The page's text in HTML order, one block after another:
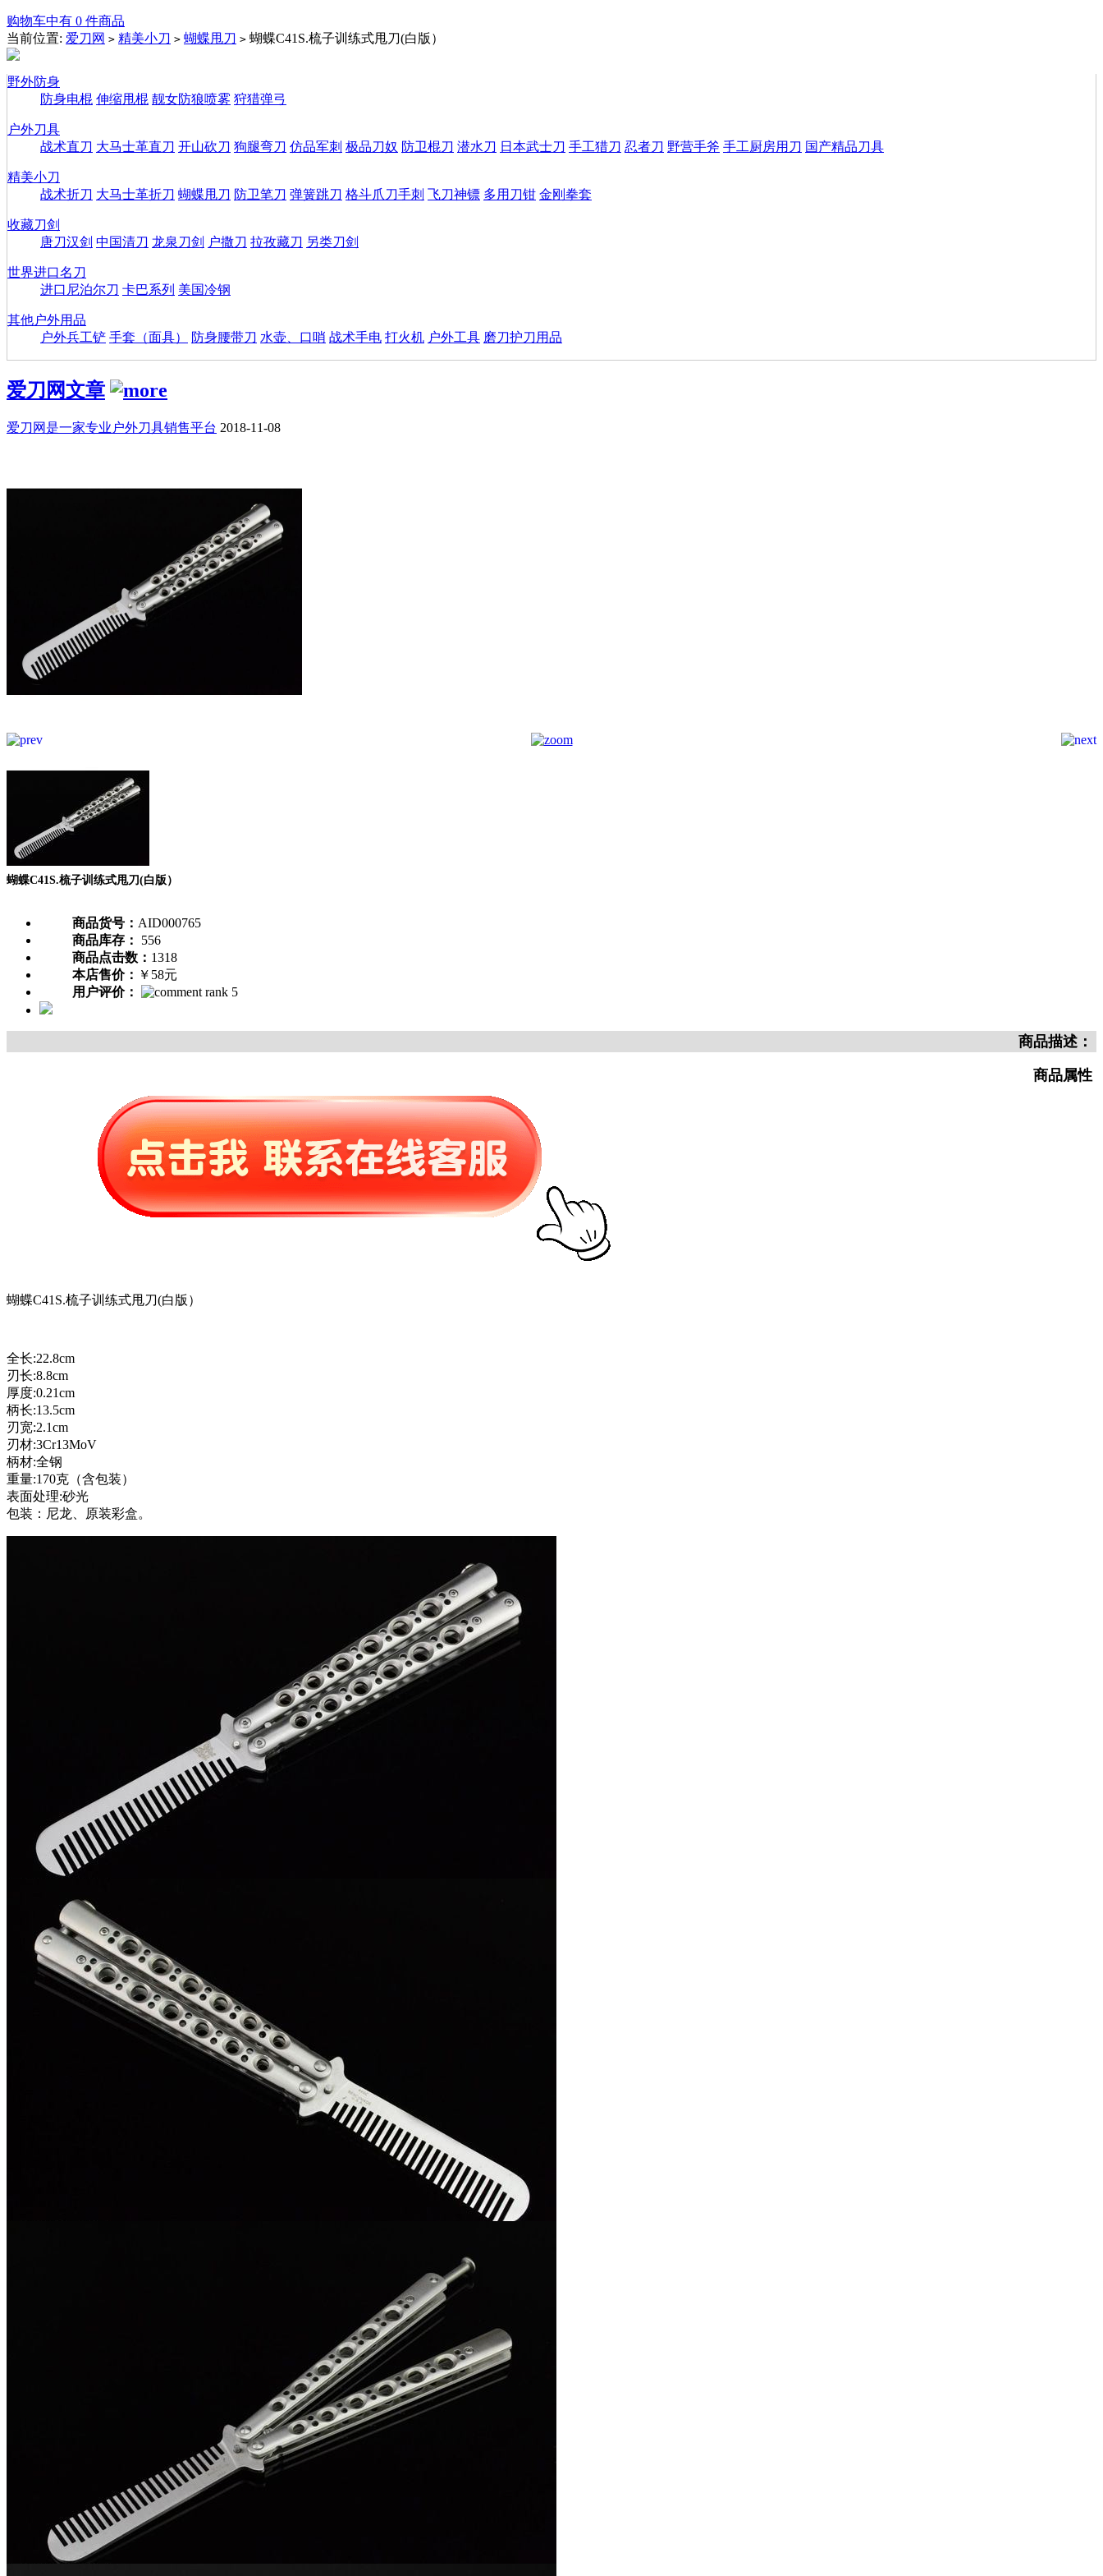
购物车中有 0 件商品
当前位置: 爱刀网 > 精美小刀 > 蝴蝶甩刀 > 蝴蝶C41S.梳子训练式甩刀(白版）
野外防身
防身电棍 伸缩甩棍 靓女防狼喷雾 狩猎弹弓
户外刀具
战术直刀 大马士革直刀 开山砍刀 狗腿弯刀 仿品军刺 极品刀奴 防卫棍刀 潜水刀 日本武士刀 手工猎刀 忍者刀 野营手斧 手工厨房用刀 国产精品刀具
精美小刀
战术折刀 大马士革折刀 蝴蝶甩刀 防卫笔刀 弹簧跳刀 格斗爪刀手刺 飞刀神镖 多用刀钳 金刚拳套
收藏刀剑
唐刀汉剑 中国清刀 龙泉刀剑 户撒刀 拉孜藏刀 另类刀剑
世界进口名刀
进口尼泊尔刀 卡巴系列 美国冷钢
其他户外用品
户外兵工铲 手套（面具） 防身腰带刀 水壶、口哨 战术手电 打火机 户外工具 磨刀护刀用品
爱刀网文章
爱刀网是一家专业户外刀具销售平台 2018-11-08
蝴蝶C41S.梳子训练式甩刀(白版）
商品货号： AID000765
商品库存：
556
商品点击数： 1318
本店售价： ￥58元
用户评价：
商品描述：
商品属性
蝴蝶C41S.梳子训练式甩刀(白版）
全长:22.8cm
刃长:8.8cm
厚度:0.21cm
柄长:13.5cm
刃宽:2.1cm
刃材:3Cr13MoV
柄材:全钢
重量:170克（含包装）
表面处理:砂光
包装：尼龙、原装彩盒。